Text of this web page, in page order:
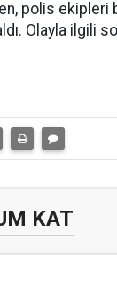
polis
Olayla ilgili
KAT